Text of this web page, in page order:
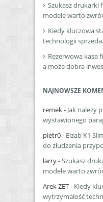
Szukasz drukarki
modele warto
Kiedy kluczowa
technologii
Rezerwowa kasa
a może dobra
NAJNOWSZE
remek- Jak należy
wystawionego
pietr0- Elzab K1
do złudzenia
larry-Szukasz
modele warto
Arek ZET- Kiedy
wytrzymałość